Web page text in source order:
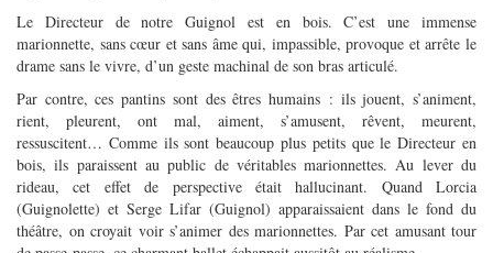
Le Directeur de notre Guignol est en bois. C’est une immense
marionnette, sans cœur et sans âme qui, impassible, provoque et arrête le
drame sans le vivre, d’un geste machinal de son bras articulé.
Par contre, ces pantins sont des êtres humains : ils jouent, s’animent,
rient, pleurent, ont mal, aiment, s’amusent, rêvent, meurent,
ressuscitent… Comme ils sont beaucoup plus petits que le Directeur en
bois, ils paraissent au public de véritables marionnettes. Au lever du
rideau, cet effet de perspective était hallucinant. Quand Lorcia
(Guignolette) et Serge Lifar (Guignol) apparaissaient dans le fond du
théâtre, on croyait voir s’animer des marionnettes. Par cet amusant tour